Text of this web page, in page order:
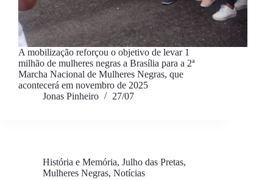
A mobilização reforçou o objetivo de levar 1
milhão de mulheres negras a Brasília para a 2ª
Marcha Nacional de Mulheres Negras, que
acontecerá em novembro de 2025
Jonas Pinheiro
27/07
História e Memória, Julho das Pretas,
Mulheres Negras, Notícias